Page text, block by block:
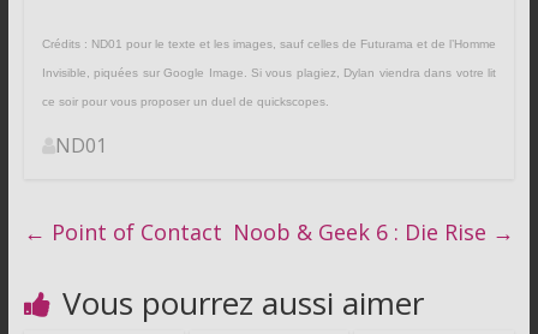
Crédits : ND01 pour le texte et les images, sauf celles de Futurama et de l’Homme
Invisible, piquées sur Google Image. Si vous plagiez, Dylan viendra dans votre lit
ce soir pour vous proposer un duel de quickscopes.
ND01
← Point of Contact Noob & Geek 6 : Die Rise →
Vous pourrez aussi aimer